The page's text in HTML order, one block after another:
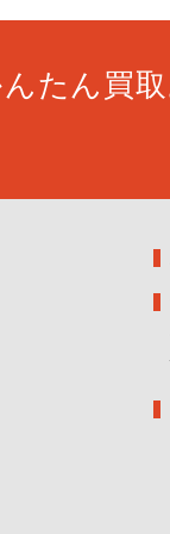
たん買取